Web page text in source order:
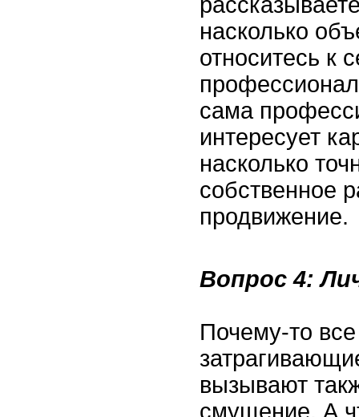
насколько
относитесь к
сама
интересует
насколько
собственное
продвижение.
Вопрос 4:
Почему-то
вызывают
смущение. А